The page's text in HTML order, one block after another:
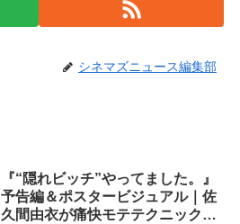
シネマズニュース編集部
『“隠れビッチ”やってました。』
予告編＆ポスタービジュアル｜佐
久間由衣が痛快モテテクニック披